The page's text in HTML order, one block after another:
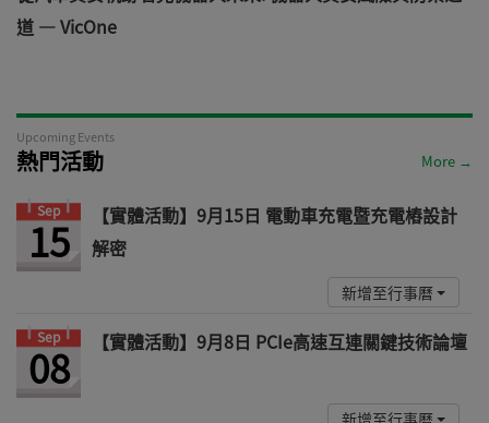
道 — VicOne
Upcoming Events
熱門活動 More →
Sep
15
【實體活動】9月15日 電動車充電暨充電樁設計
解密
新增至行事曆
Sep
08 【實體活動】9月8日 PCIe高速互連關鍵技術論壇
新增至行事曆